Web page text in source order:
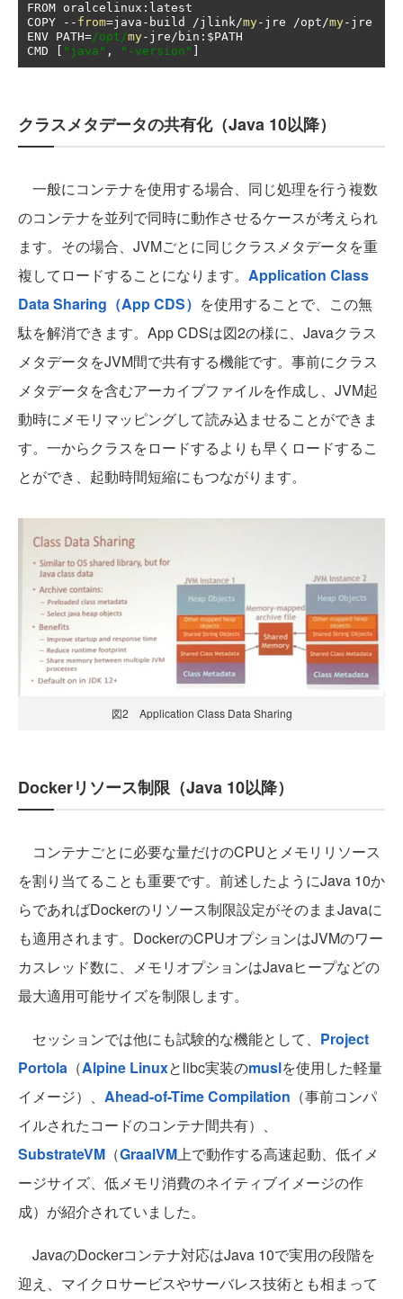
FROM oralcelinux : latest
COPY
-- from=java - build /jlink/my - jre /opt/my - jre
ENV PATH=/opt/my - jre/ bin : $PATH
CMD
"java" , "-version"
クラスメタデータの共有化（Java 10以降）
一般にコンテナを使用する場合、同じ処理を行う複数
のコンテナを並列で同時に動作させるケースが考えられ
ます。その場合、JVMごとに同じクラスメタデータを重
複してロードすることになります。 Application Class
Data Sharing（App CDS） を使用することで、この無
駄を解消できます。App CDSは図2の様に、Javaクラス
メタデータをJVM間で共有する機能です。事前にクラス
メタデータを含むアーカイブファイルを作成し、JVM起
動時にメモリマッピングして読み込ませることができま
す。一からクラスをロードするよりも早くロードするこ
とができ、起動時間短縮にもつながります。
図2 Application Class Data Sharing
Dockerリソース制限（Java 10以降）
コンテナごとに必要な量だけのCPUとメモリリソース
を割り当てることも重要です。前述したようにJava 10か
らであればDockerのリソース制限設定がそのままJavaに
も適用されます。DockerのCPUオプションはJVMのワー
カスレッド数に、メモリオプションはJavaヒープなどの
最大適用可能サイズを制限します。
セッションでは他にも試験的な機能として、 Project
Portola （Alpine Linuxとlibc実装のmuslを使用した軽量
イメージ）、 Ahead-of-Time Compilation （事前コンパ
イルされたコードのコンテナ間共有）、
SubstrateVM （GraalVM上で動作する高速起動、低イメ
ージサイズ、低メモリ消費のネイティブイメージの作
成）が紹介されていました。
JavaのDockerコンテナ対応はJava 10で実用の段階を
迎え、マイクロサービスやサーバレス技術とも相まって